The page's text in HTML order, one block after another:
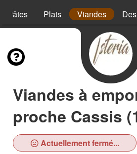
Pâtes Plats Viandes
Viandes à
proche Cassis
Actuellement fermé...